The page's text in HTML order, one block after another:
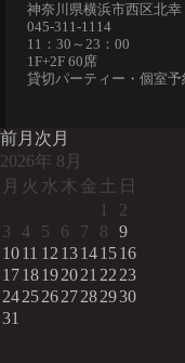
神奈川県横浜市西区北幸
045-311-1114
11：30～23：00
1F+2F 60席
貸切パーティー・個室予
前月 次月
2026年 8月
月 火 水 木 金 土 日
1
2
3
4 5 6 7 8
9
1011 12 13141516
1718192021 22 23
24252627282930
31